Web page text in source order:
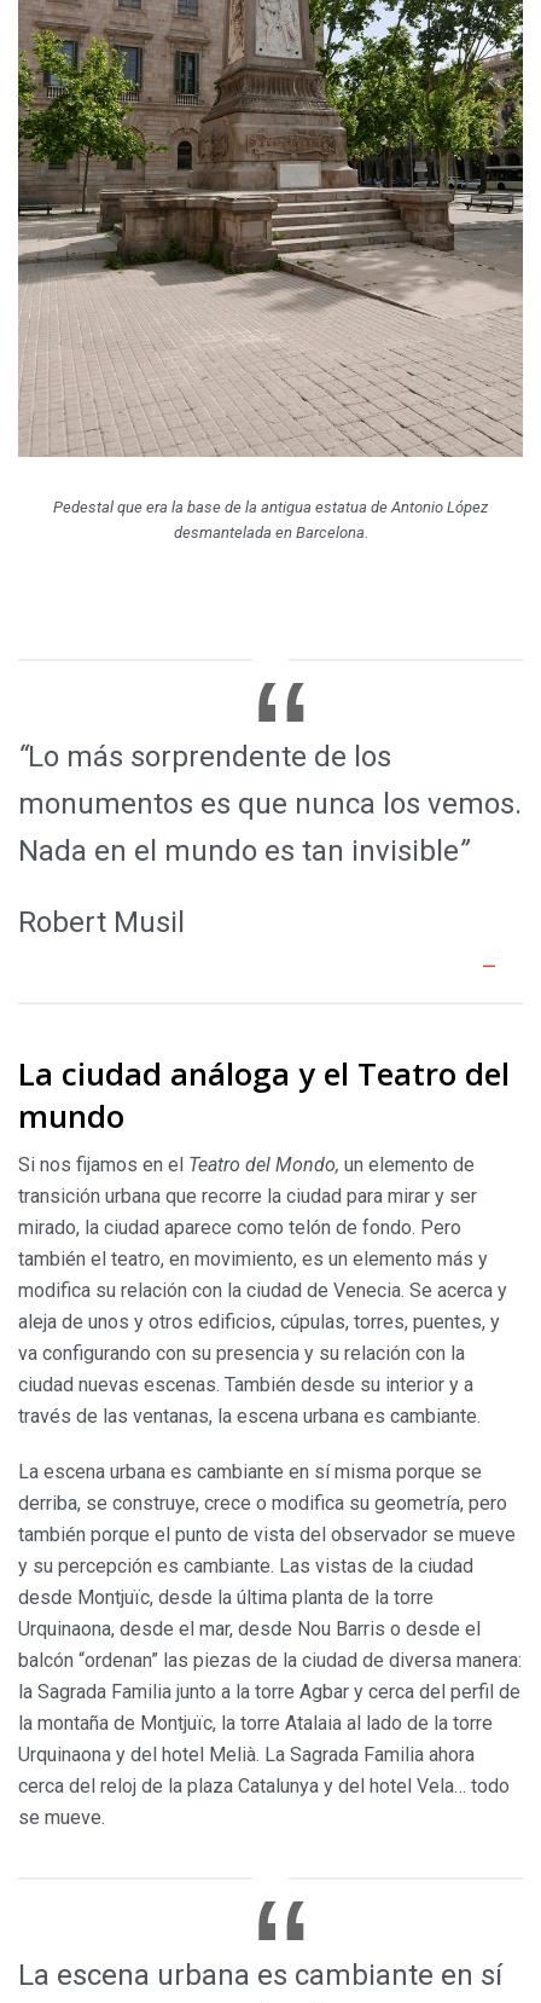
Pedestal que era la base de la antigua estatua de Antonio López
desmantelada en Barcelona
“Lo más sorprendente de los
monumentos es que nunca los vemos.
Nada en el mundo es tan invisible”
Robert Musil
La ciudad análoga y el Teatro del
mundo
Si nos fijamos en el Teatro del Mondo, un elemento de
transición urbana que recorre la ciudad para mirar y ser
mirado, la ciudad aparece como telón de fondo. Pero
también el teatro, en movimiento, es un elemento más y
modifica su relación con la ciudad de Venecia. Se acerca y
aleja de unos y otros edificios, cúpulas, torres, puentes, y
va configurando con su presencia y su relación con la
ciudad nuevas escenas. También desde su interior y a
través de las ventanas, la escena urbana es cambiante.
La escena urbana es cambiante en sí misma porque se
derriba, se construye, crece o modifica su geometría, pero
también porque el punto de vista del observador se mueve
y su percepción es cambiante. Las vistas de la ciudad
desde Montjuïc, desde la última planta de la torre
Urquinaona, desde el mar, desde Nou Barris o desde el
balcón “ordenan” las piezas de la ciudad de diversa manera:
la Sagrada Familia junto a la torre Agbar y cerca del perfil de
la montaña de Montjuïc, la torre Atalaia al lado de la torre
Urquinaona y del hotel Melià. La Sagrada Familia ahora
cerca del reloj de la plaza Catalunya y del hotel Vela… todo
se mueve.
La escena urbana es cambiante en sí